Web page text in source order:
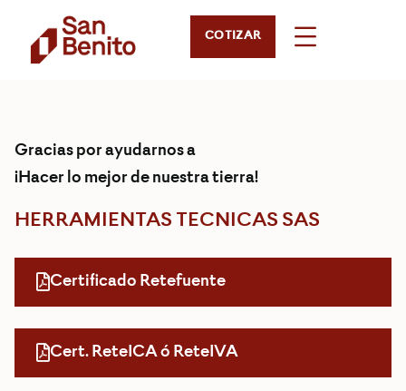
COTIZAR
Gracias por ayudarnos a
¡Hacer lo mejor de nuestra tierra!
HERRAMIENTAS TECNICAS SAS
Certificado Retefuente
Cert. ReteICA ó ReteIVA